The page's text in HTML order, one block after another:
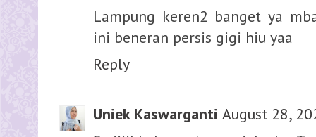
Lampung keren2 banget ya
ini beneran persis gigi hiu yaa
Reply
Uniek Kaswarganti August 28,